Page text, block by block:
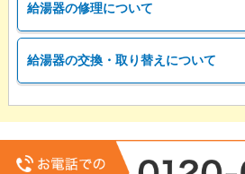
給湯器の修理について
給湯器の交換・取り替えについて